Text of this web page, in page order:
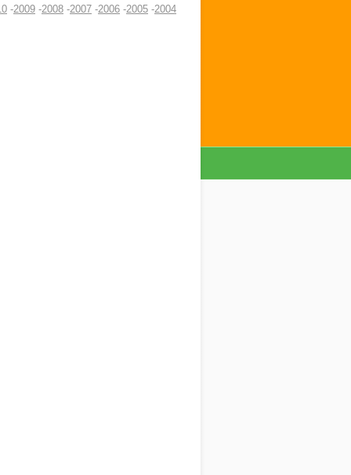
-2009 -2008 -2007 -2006 -2005 -2004